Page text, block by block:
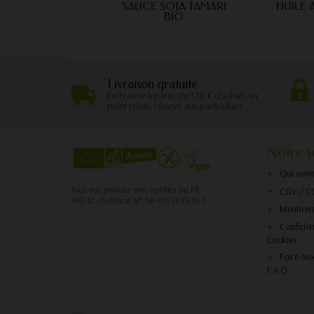
SAUCE SOJA TAMARI
BIO
HUILE
Livraison gratuite
En France à partir de 120 € d'achats en
Tous nos produits sont certifiés par FR-
BIO 12 - Certificat N° AB-0159833-18-1
Notre
Qui
CGV /
Cookies
Foire
F.A.Q.